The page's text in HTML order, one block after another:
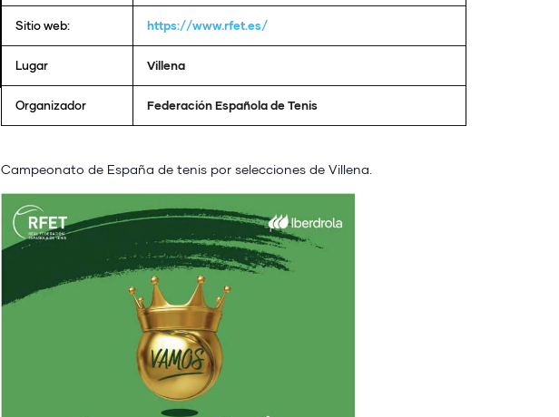
Sitio web: https://www.rfet.es/
Lugar Villena
Organizador Federación Española de Tenis
Campeonato de España de tenis por selecciones de Villena.